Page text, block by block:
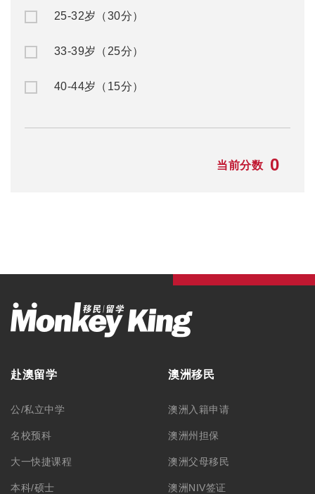
25-32岁（30分）
33-39岁（25分）
40-44岁（15分）
当前分数 0
赴澳留学
公/私立中学
名校预科
大一快捷课程
本科/硕士
澳洲移民
澳洲入籍申请
澳洲州担保
澳洲父母移民
澳洲NIV签证